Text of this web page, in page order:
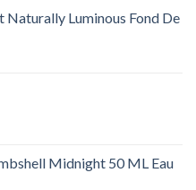
Naturally Luminous Fond De
Midnight 50 ML Eau